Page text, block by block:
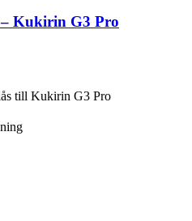
Kukirin G3 Pro
till Kukirin G3 Pro